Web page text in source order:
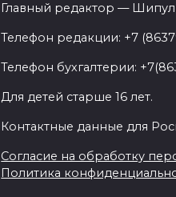
Главный редактор —
Телефон редакции: +7
Телефон бухгалтерии:
Для детей старше 16 лет.
Контактные данные для
Согласие на обработку
Политика